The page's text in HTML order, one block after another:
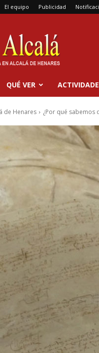
El equipo Publicidad
QUÉ VER
de Henares ¿Por qué sabemos